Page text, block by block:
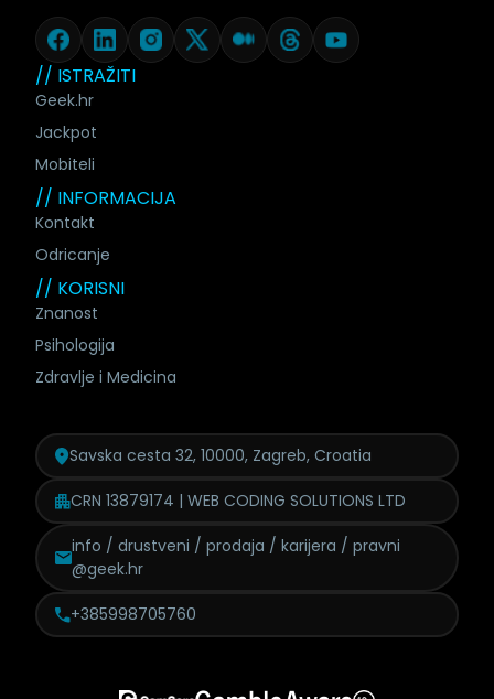
// ISTRAŽITI
Geek.hr
Jackpot
Mobiteli
// INFORMACIJA
Kontakt
Odricanje
// KORISNI
Znanost
Psihologija
Zdravlje i Medicina
Savska cesta 32, 10000, Zagreb, Croatia
CRN 13879174 | WEB CODING SOLUTIONS LTD
info / drustveni / prodaja / karijera / pravni
@geek.hr
+385998705760